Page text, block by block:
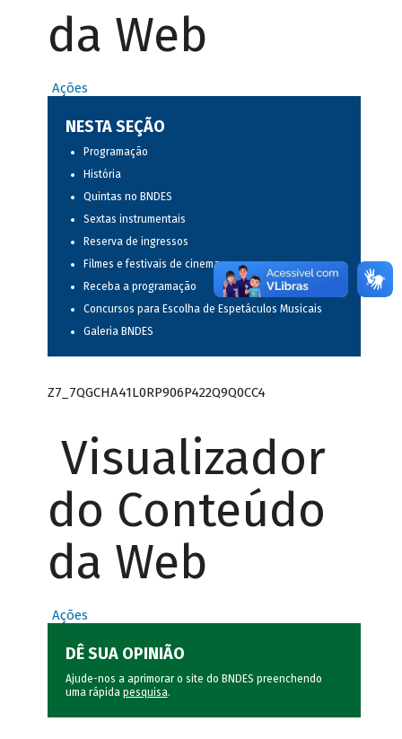
da Web
Ações
NESTA SEÇÃO
Programação
História
Quintas no BNDES
Sextas instrumentais
Reserva de ingressos
Filmes e festivais de cinema
Receba a programação
Concursos para Escolha de Espetáculos Musicais
Galeria BNDES
Z7_7QGCHA41L0RP906P422Q9Q0CC4
Visualizador
do Conteúdo
da Web
Ações
DÊ SUA OPINIÃO
Ajude-nos a aprimorar o site do BNDES preenchendo
uma rápida pesquisa.